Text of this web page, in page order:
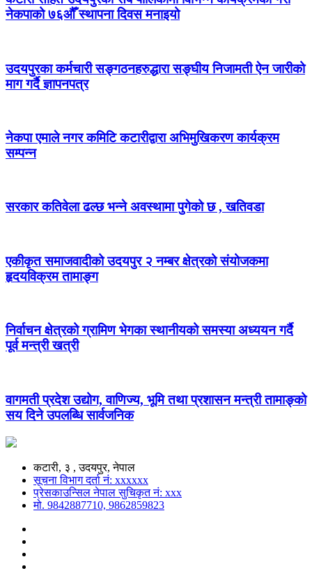
नेकपाको ७६औँ स्थापना दिवस मनाइयो
उदयपुरका कर्मचारी सङ्गठनहरुद्धारा सङ्घीय निजामती ऐन जारीको
माग गर्दै ज्ञापनपत्र
नेकपा एमाले नगर कमिटि कटारीद्वारा अभिमुखिकरण कार्यक्रम
सम्पन्न
सरकार कतिवेला ढल्छ भन्ने अवस्थामा पुगेको छ , खतिवडा
एकीकृत समाजवादीको उदयपुर २ नम्बर क्षेत्रको संयोजकमा
हृदयविक्रम तामाङ्ग
निर्वाचन क्षेत्रको ग्रामिण भेगका स्थानीयको समस्या अध्ययन गर्दै
पूर्व मन्त्री खत्री
वागमती प्रदेश उद्योग, वाणिज्य, भूमि तथा प्रशासन मन्त्री तामाङ्को
सय दिने उपलब्धि सार्वजनिक
कटारी, ३ , उदयपुर, नेपाल
सूचना विभाग दर्ता नं: xxxxxx
प्रेसकाउन्सिल नेपाल सुचिकृत नं: xxx
मो. 9842887710, 9862859823